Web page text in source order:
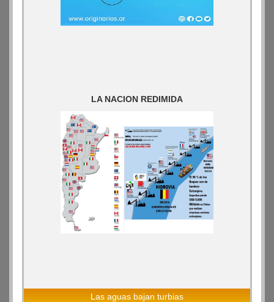
LA NACION REDIMIDA
Las aguas bajan turbias